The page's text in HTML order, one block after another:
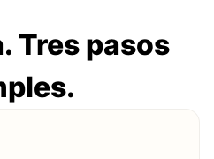
Tres pasos